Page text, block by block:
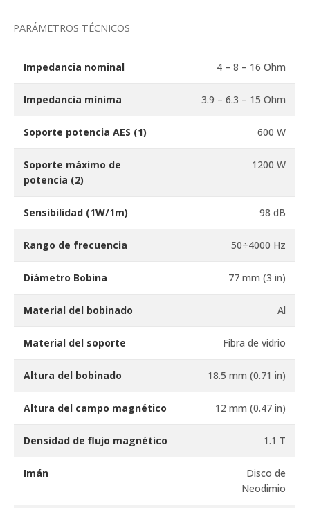
PARÁMETROS TÉCNICOS
Impedancia nominal 4 – 8 – 16 Ohm
Impedancia mínima 3.9 – 6.3 – 15 Ohm
Soporte potencia AES (1) 600 W
Soporte máximo de
potencia (2)
1200 W
Sensibilidad (1W/1m) 98 dB
Rango de frecuencia 50÷4000 Hz
Diámetro Bobina 77 mm (3 in)
Material del bobinado Al
Material del soporte Fibra de vidrio
Altura del bobinado 18.5 mm (0.71 in)
Altura del campo magnético 12 mm (0.47 in)
Densidad de flujo magnético 1.1 T
Imán
Disco de
Neodimio